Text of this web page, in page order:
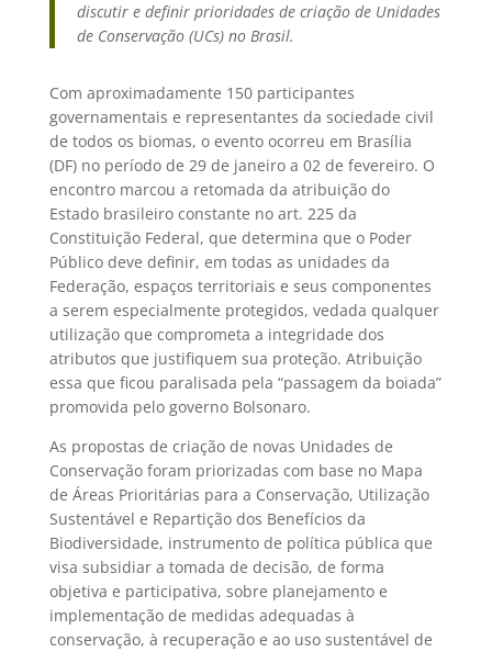
discutir e definir prioridades de criação de Unidades
de Conservação (UCs) no Brasil.
Com aproximadamente 150 participantes
governamentais e representantes da sociedade civil
de todos os biomas, o evento ocorreu em Brasília
(DF) no período de 29 de janeiro a 02 de fevereiro. O
encontro marcou a retomada da atribuição do
Estado brasileiro constante no art. 225 da
Constituição Federal, que determina que o Poder
Público deve definir, em todas as unidades da
Federação, espaços territoriais e seus componentes
a serem especialmente protegidos, vedada qualquer
utilização que comprometa a integridade dos
atributos que justifiquem sua proteção. Atribuição
essa que ficou paralisada pela “passagem da boiada”
promovida pelo governo Bolsonaro.
As propostas de criação de novas Unidades de
Conservação foram priorizadas com base no Mapa
de Áreas Prioritárias para a Conservação, Utilização
Sustentável e Repartição dos Benefícios da
Biodiversidade, instrumento de política pública que
visa subsidiar a tomada de decisão, de forma
objetiva e participativa, sobre planejamento e
implementação de medidas adequadas à
conservação, à recuperação e ao uso sustentável de